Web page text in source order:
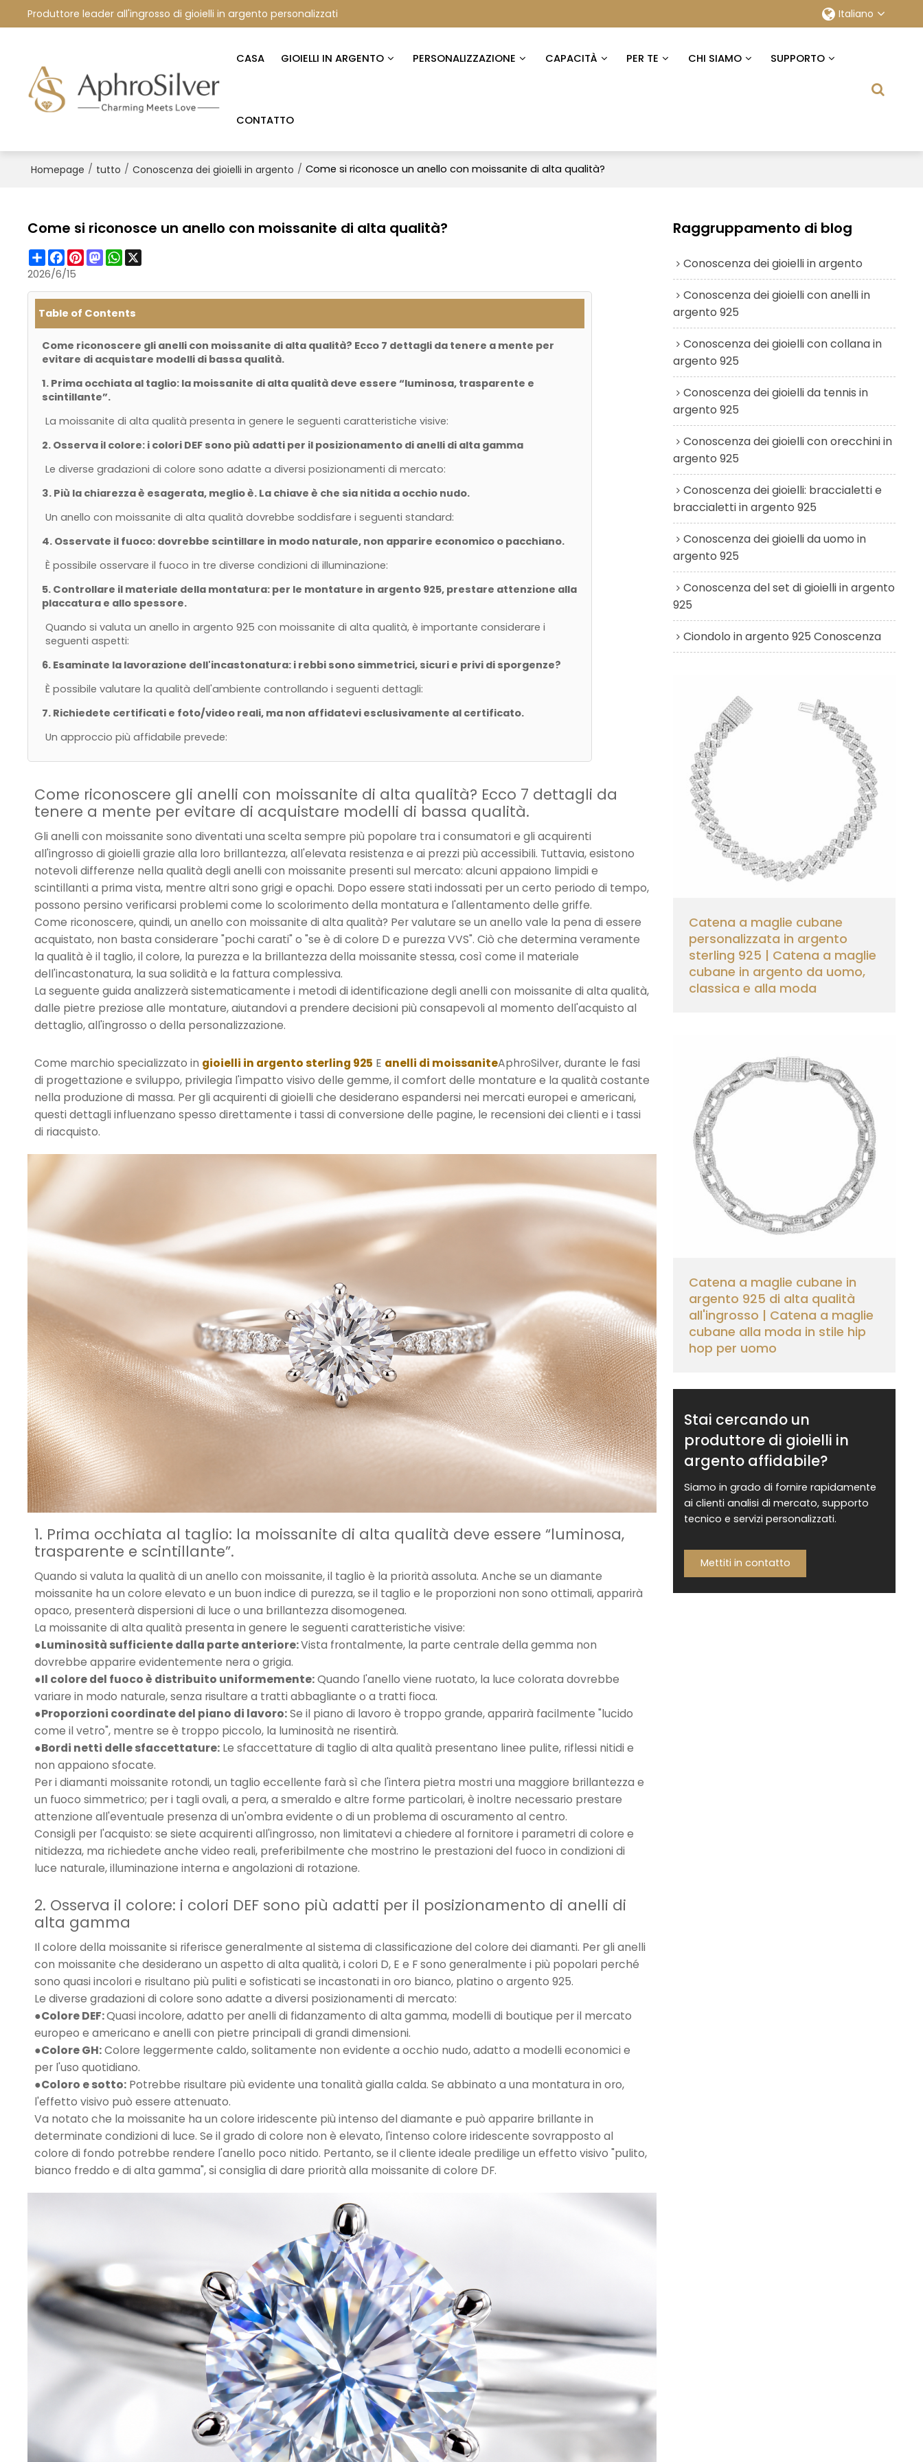
Produttore leader all'ingrosso di gioielli in argento personalizzati Italiano
CASA GIOIELLI IN ARGENTO PERSONALIZZAZIONE CAPACITÀ PER TE CHI SIAMO SUPPORTO
CONTATTO
Homepage / tutto / Conoscenza dei gioielli in argento / Come si riconosce un anello con moissanite di alta qualità?
Come si riconosce un anello con moissanite di alta qualità?
ShareFacebook
PinterestMastodon
WhatsApp
2026/6/15
Table of Contents
Come riconoscere gli anelli con moissanite di alta qualità? Ecco 7 dettagli da tenere a mente per
evitare di acquistare modelli di bassa qualità.
1. Prima occhiata al taglio: la moissanite di alta qualità deve essere “luminosa, trasparente e
scintillante”.
La moissanite di alta qualità presenta in genere le seguenti caratteristiche visive:
2. Osserva il colore: i colori DEF sono più adatti per il posizionamento di anelli di alta gamma
Le diverse gradazioni di colore sono adatte a diversi posizionamenti di mercato:
3. Più la chiarezza è esagerata, meglio è. La chiave è che sia nitida a occhio nudo.
Un anello con moissanite di alta qualità dovrebbe soddisfare i seguenti standard:
4. Osservate il fuoco: dovrebbe scintillare in modo naturale, non apparire economico o pacchiano.
È possibile osservare il fuoco in tre diverse condizioni di illuminazione:
5. Controllare il materiale della montatura: per le montature in argento 925, prestare attenzione alla
placcatura e allo spessore.
Quando si valuta un anello in argento 925 con moissanite di alta qualità, è importante considerare i
seguenti aspetti:
6. Esaminate la lavorazione dell'incastonatura: i rebbi sono simmetrici, sicuri e privi di sporgenze?
È possibile valutare la qualità dell'ambiente controllando i seguenti dettagli:
7. Richiedete certificati e foto/video reali, ma non affidatevi esclusivamente al certificato.
Un approccio più affidabile prevede:
Come riconoscere gli anelli con moissanite di alta qualità? Ecco 7 dettagli da
tenere a mente per evitare di acquistare modelli di bassa qualità.
Gli anelli con moissanite sono diventati una scelta sempre più popolare tra i consumatori e gli acquirenti
all'ingrosso di gioielli grazie alla loro brillantezza, all'elevata resistenza e ai prezzi più accessibili. Tuttavia, esistono
notevoli differenze nella qualità degli anelli con moissanite presenti sul mercato: alcuni appaiono limpidi e
scintillanti a prima vista, mentre altri sono grigi e opachi. Dopo essere stati indossati per un certo periodo di tempo,
possono persino verificarsi problemi come lo scolorimento della montatura e l'allentamento delle griffe.
Come riconoscere, quindi, un anello con moissanite di alta qualità? Per valutare se un anello vale la pena di essere
acquistato, non basta considerare "pochi carati" o "se è di colore D e purezza VVS". Ciò che determina veramente
la qualità è il taglio, il colore, la purezza e la brillantezza della moissanite stessa, così come il materiale
dell'incastonatura, la sua solidità e la fattura complessiva.
La seguente guida analizzerà sistematicamente i metodi di identificazione degli anelli con moissanite di alta qualità,
dalle pietre preziose alle montature, aiutandovi a prendere decisioni più consapevoli al momento dell'acquisto al
dettaglio, all'ingrosso o della personalizzazione.
Come marchio specializzato in gioielli in argento sterling 925 E anelli di moissaniteAphroSilver, durante le fasi
di progettazione e sviluppo, privilegia l'impatto visivo delle gemme, il comfort delle montature e la qualità costante
nella produzione di massa. Per gli acquirenti di gioielli che desiderano espandersi nei mercati europei e americani,
questi dettagli influenzano spesso direttamente i tassi di conversione delle pagine, le recensioni dei clienti e i tassi
di riacquisto.
1. Prima occhiata al taglio: la moissanite di alta qualità deve essere “luminosa,
trasparente e scintillante”.
Quando si valuta la qualità di un anello con moissanite, il taglio è la priorità assoluta. Anche se un diamante
moissanite ha un colore elevato e un buon indice di purezza, se il taglio e le proporzioni non sono ottimali, apparirà
opaco, presenterà dispersioni di luce o una brillantezza disomogenea.
La moissanite di alta qualità presenta in genere le seguenti caratteristiche visive:
●Luminosità sufficiente dalla parte anteriore:Vista frontalmente, la parte centrale della gemma non
dovrebbe apparire evidentemente nera o grigia.
●Il colore del fuoco è distribuito uniformemente:Quando l'anello viene ruotato, la luce colorata dovrebbe
variare in modo naturale, senza risultare a tratti abbagliante o a tratti fioca.
●Proporzioni coordinate del piano di lavoro:Se il piano di lavoro è troppo grande, apparirà facilmente "lucido
come il vetro", mentre se è troppo piccolo, la luminosità ne risentirà.
●Bordi netti delle sfaccettature: Le sfaccettature di taglio di alta qualità presentano linee pulite, riflessi nitidi e
non appaiono sfocate.
Per i diamanti moissanite rotondi, un taglio eccellente farà sì che l'intera pietra mostri una maggiore brillantezza e
un fuoco simmetrico; per i tagli ovali, a pera, a smeraldo e altre forme particolari, è inoltre necessario prestare
attenzione all'eventuale presenza di un'ombra evidente o di un problema di oscuramento al centro.
Consigli per l'acquisto: se siete acquirenti all'ingrosso, non limitatevi a chiedere al fornitore i parametri di colore e
nitidezza, ma richiedete anche video reali, preferibilmente che mostrino le prestazioni del fuoco in condizioni di
luce naturale, illuminazione interna e angolazioni di rotazione.
2. Osserva il colore: i colori DEF sono più adatti per il posizionamento di anelli di
alta gamma
Il colore della moissanite si riferisce generalmente al sistema di classificazione del colore dei diamanti. Per gli anelli
con moissanite che desiderano un aspetto di alta qualità, i colori D, E e F sono generalmente i più popolari perché
sono quasi incolori e risultano più puliti e sofisticati se incastonati in oro bianco, platino o argento 925.
Le diverse gradazioni di colore sono adatte a diversi posizionamenti di mercato:
●Colore DEF:Quasi incolore, adatto per anelli di fidanzamento di alta gamma, modelli di boutique per il mercato
europeo e americano e anelli con pietre principali di grandi dimensioni.
●Colore GH:Colore leggermente caldo, solitamente non evidente a occhio nudo, adatto a modelli economici e
per l'uso quotidiano.
●Coloro e sotto: Potrebbe risultare più evidente una tonalità gialla calda. Se abbinato a una montatura in oro,
l'effetto visivo può essere attenuato.
Va notato che la moissanite ha un colore iridescente più intenso del diamante e può apparire brillante in
determinate condizioni di luce. Se il grado di colore non è elevato, l'intenso colore iridescente sovrapposto al
colore di fondo potrebbe rendere l'anello poco nitido. Pertanto, se il cliente ideale predilige un effetto visivo "pulito,
bianco freddo e di alta gamma", si consiglia di dare priorità alla moissanite di colore DF.
Raggruppamento di blog
Conoscenza dei gioielli in argento
Conoscenza dei gioielli con anelli in
argento 925
Conoscenza dei gioielli con collana in
argento 925
Conoscenza dei gioielli da tennis in
argento 925
Conoscenza dei gioielli con orecchini in
argento 925
Conoscenza dei gioielli: braccialetti e
braccialetti in argento 925
Conoscenza dei gioielli da uomo in
argento 925
Conoscenza del set di gioielli in argento
925
Ciondolo in argento 925 Conoscenza
Catena a maglie cubane
personalizzata in argento
sterling 925 | Catena a maglie
cubane in argento da uomo,
classica e alla moda
Catena a maglie cubane in
argento 925 di alta qualità
all'ingrosso | Catena a maglie
cubane alla moda in stile hip
hop per uomo
Stai cercando un
produttore di gioielli in
argento affidabile?
Siamo in grado di fornire rapidamente
ai clienti analisi di mercato, supporto
tecnico e servizi personalizzati.
Mettiti in contatto